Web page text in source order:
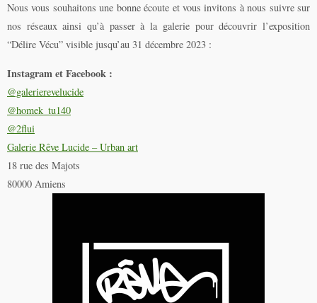
Nous vous souhaitons une bonne écoute et vous invitons à nous suivre sur
nos réseaux ainsi qu’à passer à la galerie pour découvrir l’exposition
“Délire Vécu” visible jusqu’au 31 décembre 2023 :
Instagram et Facebook :
@galerierevelucide
@homek_tu140
@2flui
Galerie Rêve Lucide – Urban art
18 rue des Majots
80000 Amiens